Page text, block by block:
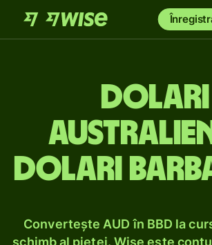
Dolari
dolari
Convertește AUD în BBD la
schimb al pieței. Wise este